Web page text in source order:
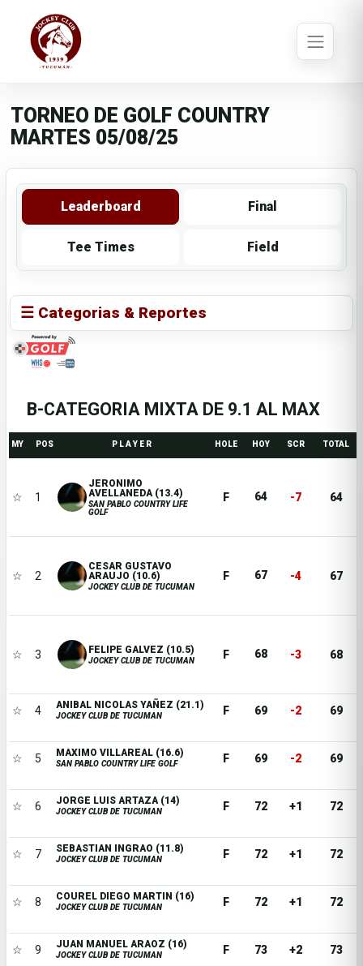
TORNEO DE GOLF COUNTRY
MARTES 05/08/25
Leaderboard Final
Tee Times Field
☰ Categorias & Reportes
B-CATEGORIA MIXTA DE 9.1 AL MAX
MY POS P L A Y E R HOLE HOY SCR TOTAL
☆ 1
JERONIMO
AVELLANEDA (13.4)
SAN PABLO COUNTRY LIFE
GOLF
F 64 -7 64
☆ 2
CESAR GUSTAVO
ARAUJO (10.6)
JOCKEY CLUB DE TUCUMAN
F 67 -4 67
☆ 3 FELIPE GALVEZ (10.5)
JOCKEY CLUB DE TUCUMAN F 68 -3 68
☆ 4 ANIBAL NICOLAS YAÑEZ (21.1)
JOCKEY CLUB DE TUCUMAN F 69 -2 69
☆ 5 MAXIMO VILLAREAL (16.6)
SAN PABLO COUNTRY LIFE GOLF F 69 -2 69
☆ 6 JORGE LUIS ARTAZA (14)
JOCKEY CLUB DE TUCUMAN F 72 +1 72
☆ 7 SEBASTIAN INGRAO (11.8)
JOCKEY CLUB DE TUCUMAN F 72 +1 72
☆ 8 COUREL DIEGO MARTIN (16)
JOCKEY CLUB DE TUCUMAN F 72 +1 72
☆ 9 JUAN MANUEL ARAOZ (16)
JOCKEY CLUB DE TUCUMAN F 73 +2 73